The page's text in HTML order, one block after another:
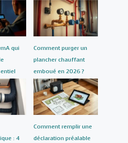
qui
Comment purger un
plancher chauffant
emboué en 2026 ?
: 4
Comment remplir une
déclaration préalable